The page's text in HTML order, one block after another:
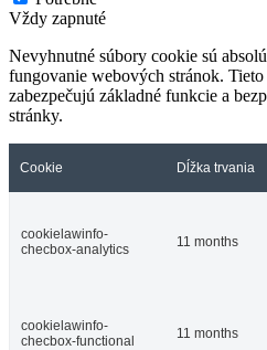
Vždy zapnuté
Nevyhnutné súbory cookie sú
fungovanie webových stránok.
zabezpečujú základné funkcie a
stránky.
Cookie Dĺžka trvania
cookielawinfo-
checbox-analytics
11 months
cookielawinfo-
checbox-functional
11 months